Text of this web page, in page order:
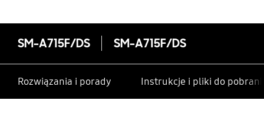
SM-A715F/DS SM-A715F/DS
Rozwiązania i porady Instrukcje i pliki do